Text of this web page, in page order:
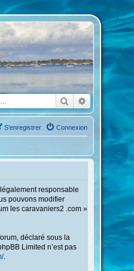
Rechercher
Connexion
S’enregistrer
responsable
pouvons modifier
les caravaniers2 .com »
déclaré sous la
Limited n’est pas
.